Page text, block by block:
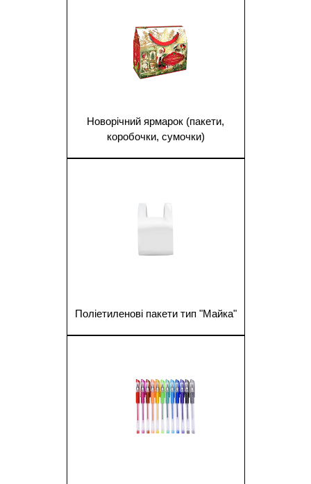
Новорічний ярмарок (пакети,
коробочки, сумочки)
Поліетиленові пакети тип "Майка"